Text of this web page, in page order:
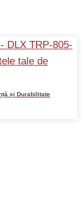
și Durabilitate